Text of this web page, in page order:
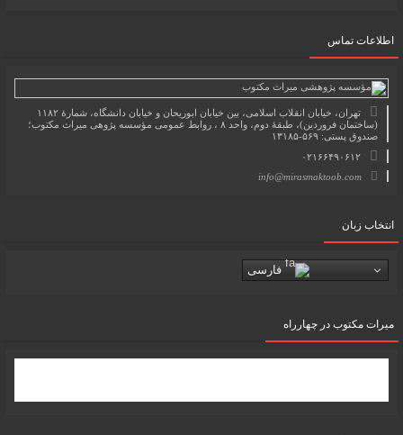
اطلاعات تماس
تهران، خیابان انقلاب اسلامی، بین خیابان ابوریحان و خیابان دانشگاه، شمارۀ ۱۱۸۲
(ساختمان فروردین)، طبقۀ دوم، واحد ۸ ، روابط عمومی مؤسسه پژوهی میراث مکتوب؛
صندوق پستی: ۵۶۹-۱۳۱۸۵
۰۲۱۶۶۴۹۰۶۱۲
info@mirasmaktoob.com
انتخاب زبان
فارسی
میرات مکتوب در چهارراه